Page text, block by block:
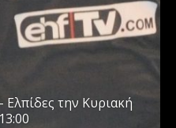
την Κυριακή